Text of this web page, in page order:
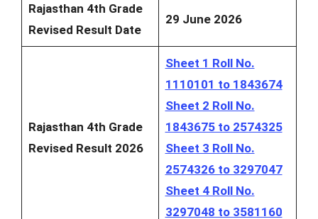
Rajasthan 4th Grade
Revised Result Date
29 June 2026
Rajasthan 4th Grade
Revised Result 2026
Sheet 1 Roll No.
1110101 to 1843674
Sheet 2 Roll No.
1843675 to 2574325
Sheet 3 Roll No.
2574326 to 3297047
Sheet 4 Roll No.
3297048 to 3581160